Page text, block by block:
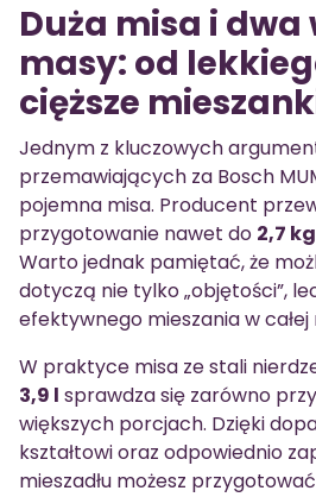
Duża misa i
masy: od
cięższe
Jednym z kluczowych
przemawiających za Bosch
pojemna misa. Producent
przygotowanie nawet do 2,7
Warto jednak pamiętać, że
dotyczą nie tylko „objętości”,
efektywnego mieszania w całej
W praktyce misa ze stali
3,9 l sprawdza się zarówno
większych porcjach. Dzięki
kształtowi oraz odpowiednio
mieszadłu możesz